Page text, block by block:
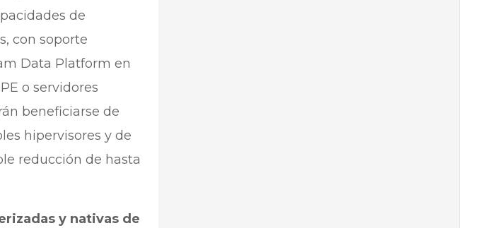
de
con soporte
Data Platform en
o servidores
beneficiarse de
hipervisores y de
reducción de hasta
y nativas de